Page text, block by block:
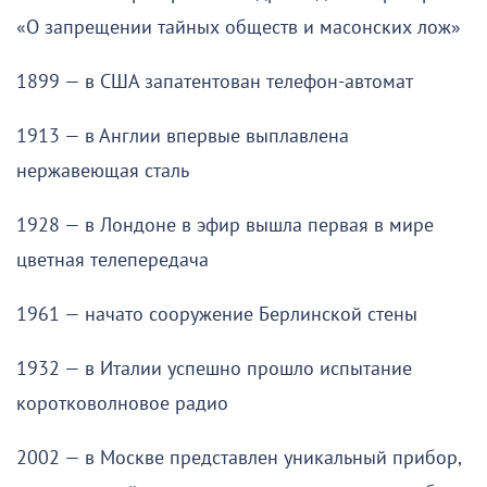
«О запрещении тайных обществ и масонских лож»
1899 — в США запатентован телефон-автомат
1913 — в Англии впервые выплавлена
нержавеющая сталь
1928 — в Лондоне в эфир вышла первая в мире
цветная телепередача
1961 — начато сооружение Берлинской стены
1932 — в Италии успешно прошло испытание
коротковолновое радио
2002 — в Москве представлен уникальный прибор,